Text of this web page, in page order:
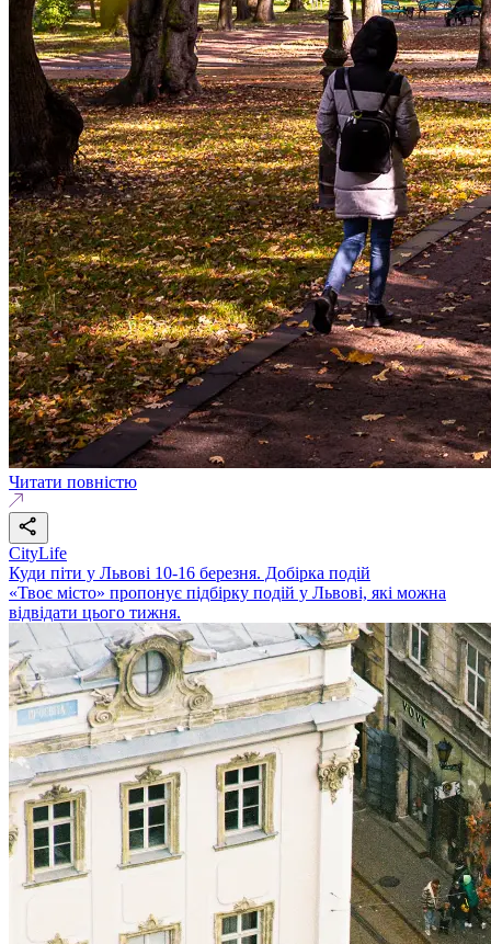
Читати повністю
CityLife
Куди піти у Львові 10-16 березня. Добірка подій
«Твоє місто» пропонує підбірку подій у Львові, які можна
відвідати цього тижня.